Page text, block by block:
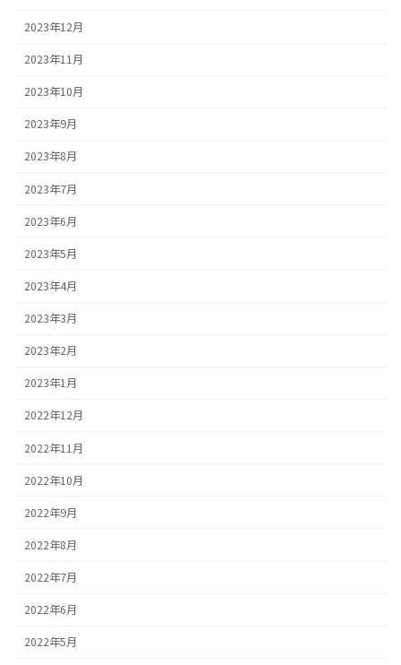
2023年12月
2023年11月
2023年10月
2023年9月
2023年8月
2023年7月
2023年6月
2023年5月
2023年4月
2023年3月
2023年2月
2023年1月
2022年12月
2022年11月
2022年10月
2022年9月
2022年8月
2022年7月
2022年6月
2022年5月